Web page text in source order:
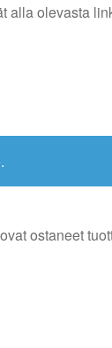
alla olevasta
ostaneet